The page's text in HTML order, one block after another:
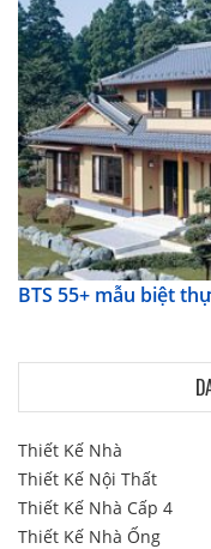
BTS 55+ mẫu biệt
Thiết Kế Nhà
Thiết Kế Nội Thất
Thiết Kế Nhà Cấp 4
Thiết Kế Nhà Ống